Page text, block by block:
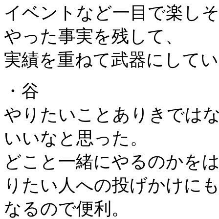
イベントなど一目で楽し
やった事実を残して、
実績を重ねて武器にして
・谷
やりたいことありきでは
いいなと思った。
どこと一緒にやるのかを
りたい人への投げかけに
なるので便利。